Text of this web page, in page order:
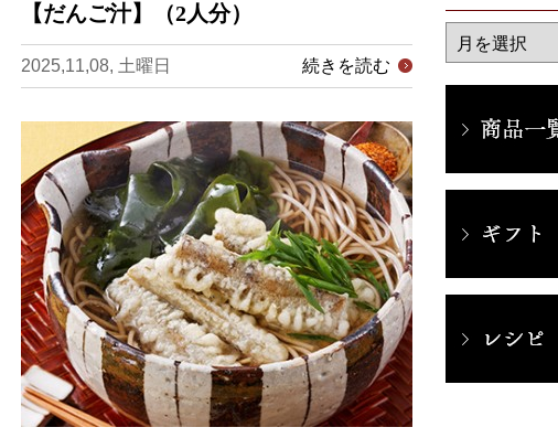
【だんご汁】（2人分）
2025,11,08, 土曜日 続きを読む